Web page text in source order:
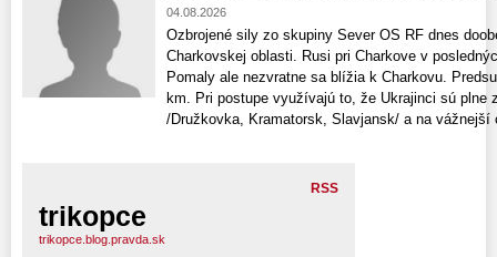
04.08.2026
Ozbrojené sily zo skupiny Sever OS RF dnes
Charkovskej oblasti. Rusi pri Charkove v
Pomaly ale nezvratne sa blížia k Charkovu.
km. Pri postupe využívajú to, že Ukrajinci sú plne
/Družkovka, Kramatorsk, Slavjansk/ a na vážnejší
RSS
trikopce
trikopce.blog.pravda.sk